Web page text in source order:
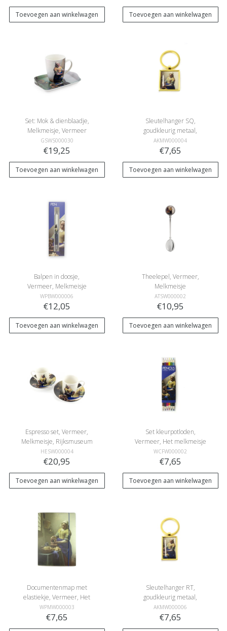
Toevoegen aan winkelwagen Toevoegen aan winkelwagen
Set: Mok & dienblaadje,
Melkmeisje, Vermeer
GSWS000030
€19,25
Toevoegen aan winkelwagen
Sleutelhanger SQ,
goudkleurig metaal,
Melkmeid Vermeer
AKMW000004
€7,65
Toevoegen aan winkelwagen
Balpen in doosje,
Vermeer, Melkmeisje
WPBW000006
€12,05
Toevoegen aan winkelwagen
Theelepel, Vermeer,
Melkmeisje
ATSW000002
€10,95
Toevoegen aan winkelwagen
Espresso set, Vermeer,
Melkmeisje, Rijksmuseum
HESW000004
€20,95
Toevoegen aan winkelwagen
Set kleurpotloden,
Vermeer, Het melkmeisje
WCFW000002
€7,65
Toevoegen aan winkelwagen
Documentenmap met
elastiekje, Vermeer, Het
melkmeisje
WPMW000003
€7,65
Sleutelhanger RT,
goudkleurig metaal,
Melkmeid Vermeer
AKMW000006
€7,65